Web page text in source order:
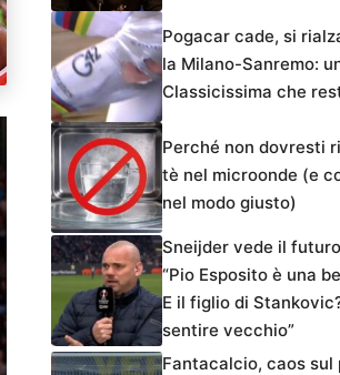
Pogacar cade, si
la Milano-Sanremo:
Classicissima che
Perché non dovresti
tè nel microonde (e
nel modo giusto)
Sneijder vede il
“Pio Esposito è una
E il figlio di
sentire vecchio”
Fantacalcio, caos sul